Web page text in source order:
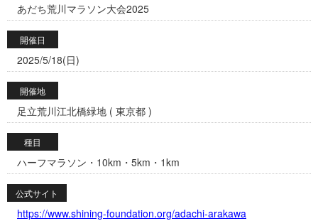
あだち荒川マラソン大会2025
開催日
2025/5/18(日)
開催地
足立荒川江北橋緑地 ( 東京都 )
種目
ハーフマラソン・10km・5km・1km
公式サイト
https://www.shining-foundation.org/adachi-arakawa